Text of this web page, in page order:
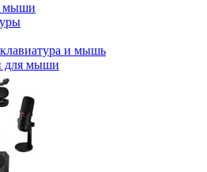
мыши
и мышь
для мыши